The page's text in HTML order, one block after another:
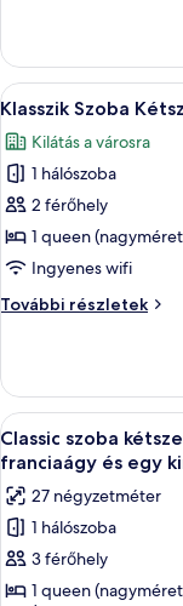
további
részletei
A
következő
szoba
összes
képének
megtekintése:
Klasszik
Kétszemélyes
Terasszal
9
Klasszik Szoba
Kilátás a városra
1 hálószoba
2 férőhely
1 queen
Ingyenes wifi
További részletek
Klasszik
és
Terasszal
további
részletei
A
következő
szoba
összes
képének
megtekintése:
Classic
10
Classic szoba
franciaágy és egy
27 négyzetméter
1 hálószoba
3 férőhely
1 queen